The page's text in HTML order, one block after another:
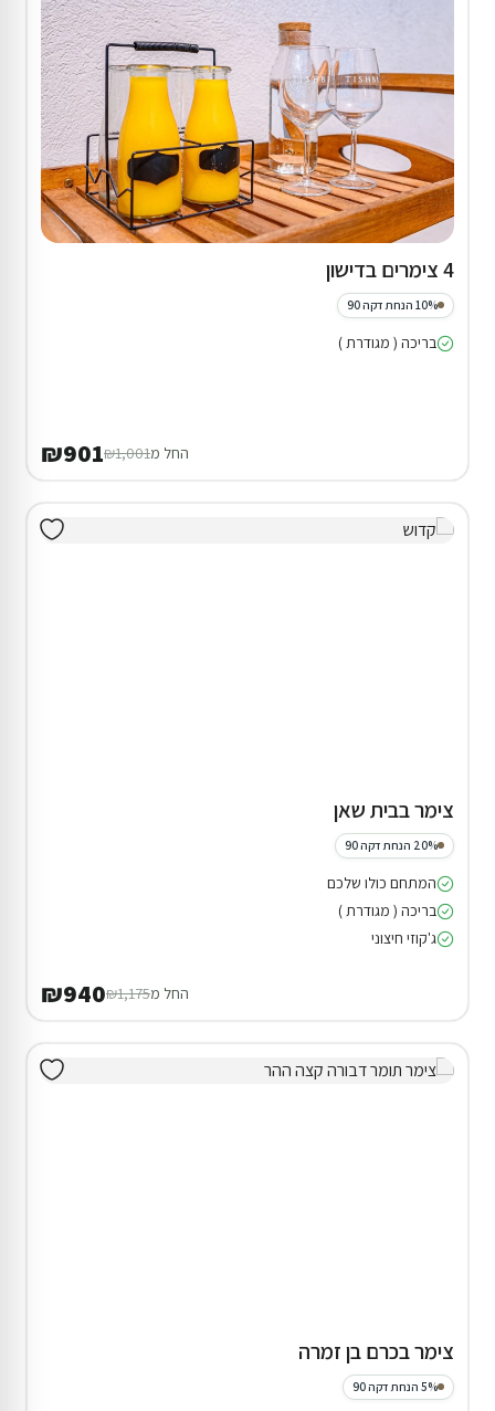
4 צימרים בדישון
10% הנחת דקה 90
בריכה ( מגודרת )
החל מ₪1,001
₪901
צימר בבית שאן
20% הנחת דקה 90
המתחם כולו שלכם
בריכה ( מגודרת )
ג'קוזי חיצוני
החל מ₪1,175
₪940
צימר בכרם בן זמרה
5% הנחת דקה 90